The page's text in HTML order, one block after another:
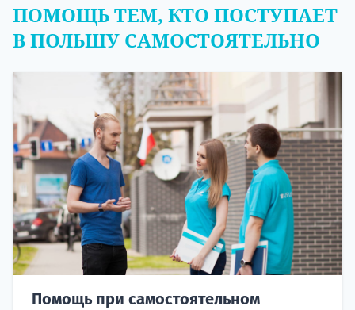
ПОМОЩЬ ТЕМ, КТО ПОСТУПАЕТ
В ПОЛЬШУ САМОСТОЯТЕЛЬНО
Помощь при самостоятельном